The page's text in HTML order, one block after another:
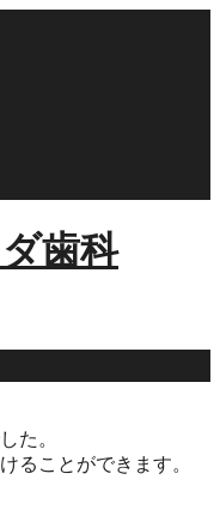
歯科
た。
ることができます。